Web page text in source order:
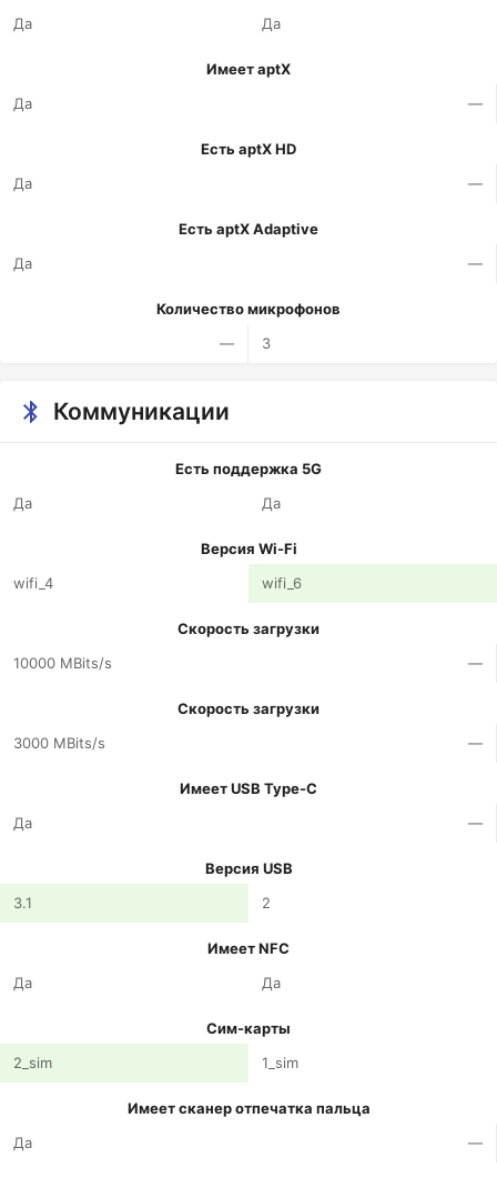
Да
Да
Имеет aptX
Да
—
Есть aptX HD
Да
—
Есть aptX Adaptive
Да
—
Количество микрофонов
—
3
Коммуникации
Есть поддержка 5G
Да
Да
Версия Wi-Fi
wifi_4
wifi_6
Скорость загрузки
10000 MBits/s
—
Скорость загрузки
3000 MBits/s
—
Имеет USB Type-C
Да
—
Версия USB
3.1
2
Имеет NFC
Да
Да
Сим-карты
2_sim
1_sim
Имеет сканер отпечатка пальца
Да
—